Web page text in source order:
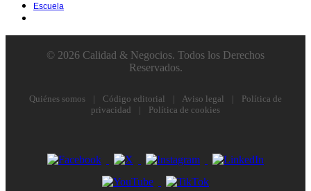
Escuela
© 2026 Calidad & Negocios. Todos los Derechos
Reservados.
Quiénes somos | Código editorial | Aviso legal |
Política de
privacidad
| Política de cookies